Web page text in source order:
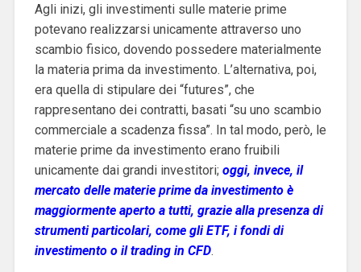
Agli inizi, gli investimenti sulle materie prime
potevano realizzarsi unicamente attraverso uno
scambio fisico, dovendo possedere materialmente
la materia prima da investimento. L’alternativa, poi,
era quella di stipulare dei “futures”, che
rappresentano dei contratti, basati “su uno scambio
commerciale a scadenza fissa”. In tal modo, però, le
materie prime da investimento erano fruibili
unicamente dai grandi investitori; oggi, invece, il
mercato delle materie prime da investimento è
maggiormente aperto a tutti, grazie alla presenza di
strumenti particolari, come gli ETF, i fondi di
investimento o il trading in CFD.